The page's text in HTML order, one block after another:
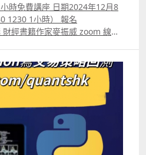
時免費講座 日期2024年12月8
經書籍作家麥振威 zoom 線上
view自制Footprint chart
寫的交易策略轉為python版
寫運用排盤市場深度數據的交
分析原理講解 報名whatspp